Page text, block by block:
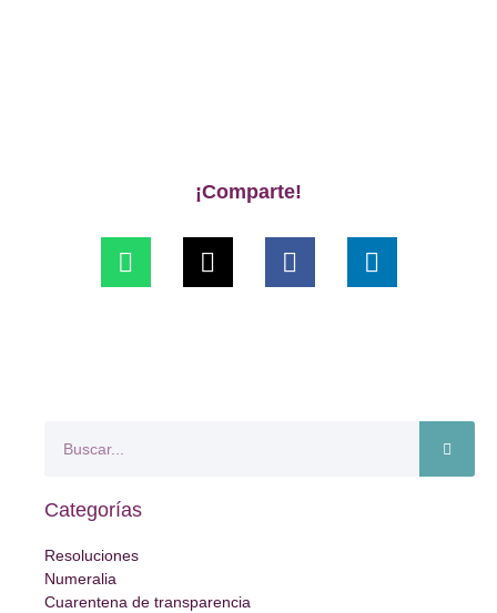
¡Comparte!
Categorías
Resoluciones
Numeralia
Cuarentena de transparencia